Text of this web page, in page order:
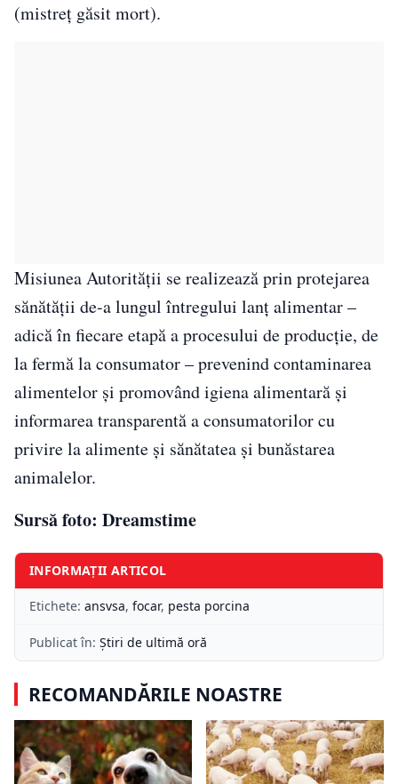
(mistreţ găsit mort).
Misiunea Autorităţii se realizează prin protejarea
sănătăţii de-a lungul întregului lanţ alimentar –
adică în fiecare etapă a procesului de producţie, de
la fermă la consumator – prevenind contaminarea
alimentelor şi promovând igiena alimentară şi
informarea transparentă a consumatorilor cu
privire la alimente şi sănătatea şi bunăstarea
animalelor.
Sursă foto: Dreamstime
INFORMAȚII ARTICOL
Etichete: ansvsa, focar, pesta porcina
Publicat în: Știri de ultimă oră
RECOMANDĂRILE NOASTRE